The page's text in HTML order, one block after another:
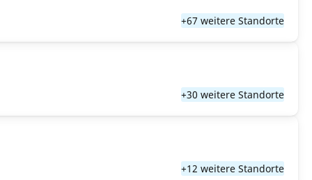
+67 weitere Standorte
+30 weitere Standorte
+12 weitere Standorte